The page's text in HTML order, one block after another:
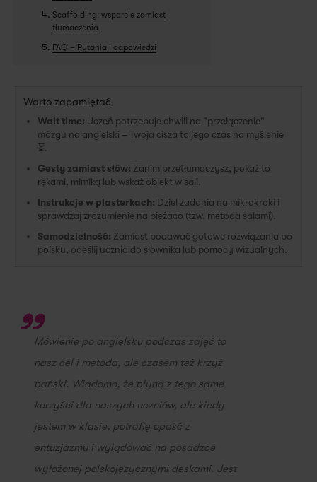
Scaffolding: wsparcie zamiast
tłumaczenia
FAQ – Pytania i odpowiedzi
Warto zapamiętać
Wait time: Uczeń potrzebuje chwili na "przełączenie"
mózgu na angielski – Twoja cisza to jego czas na myślenie
⏳.
Gesty zamiast słów: Zanim przetłumaczysz, pokaż to
rękami, mimiką lub wskaż obiekt w sali.
Instrukcje w plasterkach: Dziel zadania na mikrokroki i
sprawdzaj zrozumienie na bieżąco (tzw. metoda salami).
Samodzielność: Zamiast podawać gotowe rozwiązania po
polsku, odeślij ucznia do słownika lub pomocy wizualnych.
„
Mówienie po angielsku podczas zajęć to
nasz cel i metoda, ale czasem też krzyż
pański. Wiadomo, że płyną z tego same
korzyści dla naszych uczniów, ale kiedy
jestem w klasie, potrafię opaść z
entuzjazmu i wylądować na posadzce
wyłożonej polskojęzycznymi deskami. Jest